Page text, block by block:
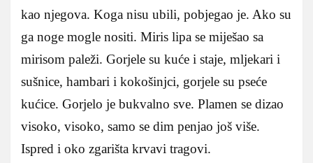
kao njegova. Koga nisu ubili, pobjegao je. Ako su
ga noge mogle nositi. Miris lipa se miješao sa
mirisom paleži. Gorjele su kuće i staje, mljekari i
sušnice, hambari i kokošinjci, gorjele su pseće
kućice. Gorjelo je bukvalno sve. Plamen se dizao
visoko, visoko, samo se dim penjao još više.
Ispred i oko zgarišta krvavi tragovi.